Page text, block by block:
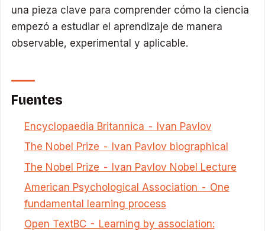
una pieza clave para comprender cómo la ciencia
empezó a estudiar el aprendizaje de manera
observable, experimental y aplicable.
Fuentes
Encyclopaedia Britannica - Ivan Pavlov
The Nobel Prize - Ivan Pavlov biographical
The Nobel Prize - Ivan Pavlov Nobel Lecture
American Psychological Association - One
fundamental learning process
Open TextBC - Learning by association: